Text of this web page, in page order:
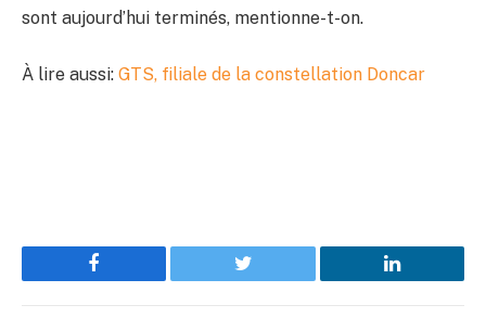
sont aujourd’hui terminés, mentionne-t-on.
À lire aussi: GTS, filiale de la constellation Doncar
Facebook Twitter LinkedIn